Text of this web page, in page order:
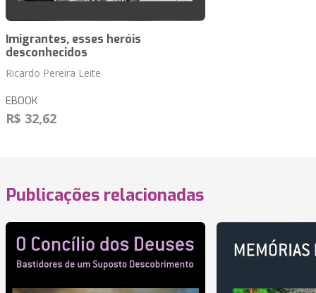
Imigrantes, esses heróis
desconhecidos
Ricardo Pereira Leite
EBOOK
R$ 32,62
Publicações relacionadas